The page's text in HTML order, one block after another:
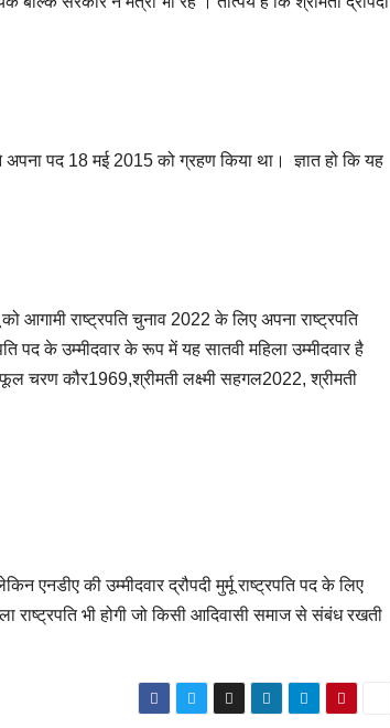
अपना पद 18 मई 2015 को ग्रहण किया था। ज्ञात हो कि यह
आगामी राष्ट्रपति चुनाव 2022 के लिए अपना राष्ट्रपति
पद के उम्मीदवार के रूप में यह सातवी महिला उम्मीदवार है
फूल चरण कौर1969,श्रीमती लक्ष्मी सहगल2022, श्रीमती
एनडीए की उम्मीदवार द्रौपदी मुर्मू राष्ट्रपति पद के लिए
राष्ट्रपति भी होगी जो किसी आदिवासी समाज से संबंध रखती